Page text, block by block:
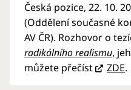
Česká pozice, 22. 10.
(Oddělení současné
AV ČR). Rozhovor o
radikálního realismu,
můžete přečíst
ZDE.